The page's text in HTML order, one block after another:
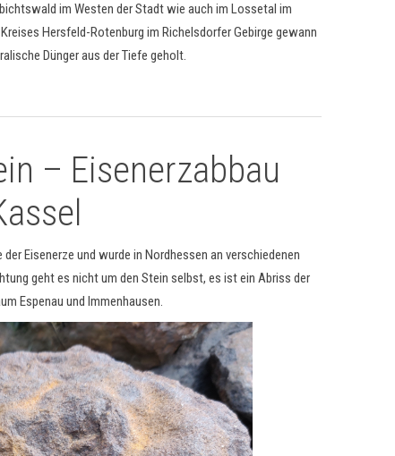
im Westen der Stadt wie auch im Lossetal im
Hersfeld-Rotenburg im Richelsdorfer Gebirge gewann
Dünger aus der Tiefe geholt.
– Eisenerzabbau
Eisenerze und wurde in Nordhessen an verschiedenen
geht es nicht um den Stein selbst, es ist ein Abriss der
Espenau und Immenhausen.